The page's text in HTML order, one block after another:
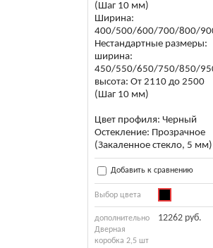
(Шаг 10 мм)
Ширина:
400/500/600/700/800/
Нестандартные размеры:
ширина:
450/550/650/750/850/
высота: От 2110 до 2500
(Шаг 10 мм)
Цвет профиля: Черный
Остекление: Прозрачное
(Закаленное стекло, 5 мм)
Добавить к сравнению
Выбор цвета
дополнительно
Дверная
коробка 2,5 шт
12262 руб.